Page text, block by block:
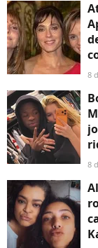
8
8